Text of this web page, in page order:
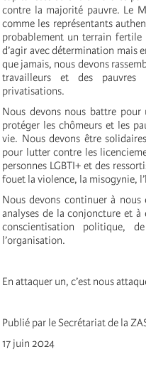
contre la majorité pauvre. Le
comme les représentants
probablement un terrain
d’agir avec détermination mais
que jamais, nous devons
travailleurs et des
privatisations.
Nous devons nous battre
protéger les chômeurs et les
vie. Nous devons être
pour lutter contre les
personnes LGBTI+ et des
fouet la violence, la misogynie,
Nous devons continuer à
analyses de la conjoncture et
conscientisation politique,
l’organisation.
En attaquer un, c’est nous
Publié par le Secrétariat de la
17 juin 2024